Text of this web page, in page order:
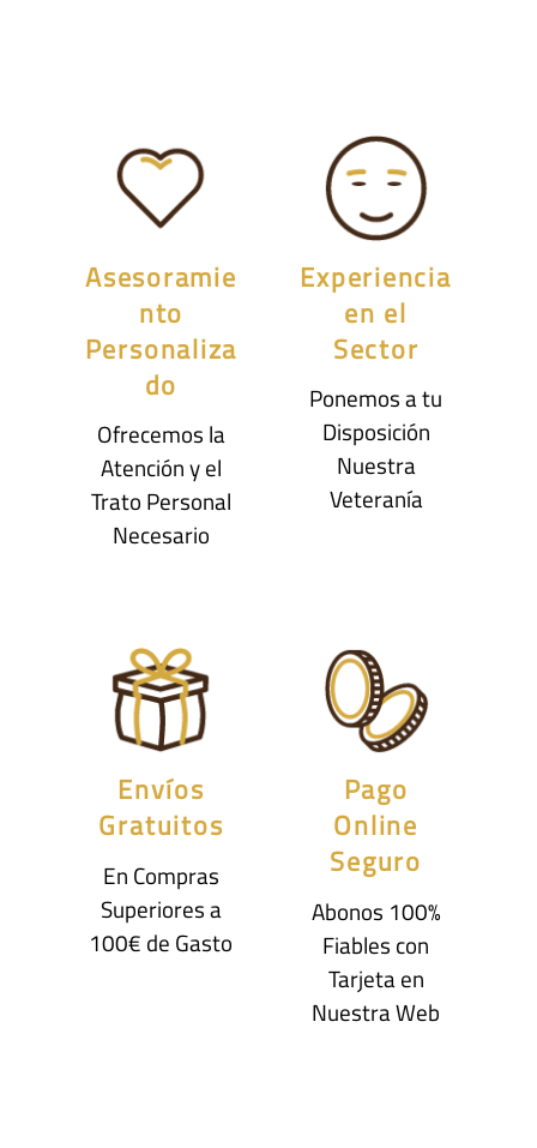
Asesoramie
nto
Personaliza
do
Ofrecemos la
Atención y el
Trato Personal
Necesario
Experiencia
en el
Sector
Ponemos a tu
Disposición
Nuestra
Veteranía
Envíos
Gratuitos
En Compras
Superiores a
100€ de Gasto
Pago
Online
Seguro
Abonos 100%
Fiables con
Tarjeta en
Nuestra Web